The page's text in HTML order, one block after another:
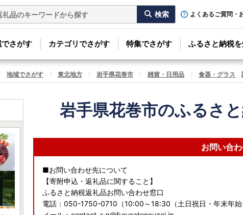
よくあるご質問・
さがす カテゴリでさがす 特集でさがす ふるさと納税
地域でさがす 東北地方 岩手県花巻市 雑貨・日用品 食器・グラス
岩手県花巻市のふるさ
お問い合
■お問い合わせ先について
【寄附申込・返礼品に関すること】
ふるさと納税返礼品お問い合わせ窓口
電話：050-1750-0710（10:00～18:30（土日祝日・年末年始